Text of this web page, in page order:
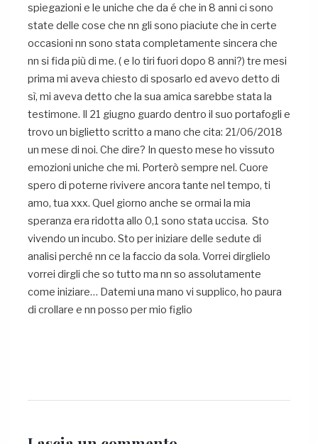
spiegazioni e le uniche che da é che in 8 anni ci sono
state delle cose che nn gli sono piaciute che in certe
occasioni nn sono stata completamente sincera che
nn si fida più di me. ( e lo tiri fuori dopo 8 anni?) tre mesi
prima mi aveva chiesto di sposarlo ed avevo detto di
sì, mi aveva detto che la sua amica sarebbe stata la
testimone. Il 21 giugno guardo dentro il suo portafogli e
trovo un biglietto scritto a mano che cita: 21/06/2018
un mese di noi. Che dire? In questo mese ho vissuto
emozioni uniche che mi. Porterò sempre nel. Cuore
spero di poterne rivivere ancora tante nel tempo, ti
amo, tua xxx. Quel giorno anche se ormai la mia
speranza era ridotta allo 0,1 sono stata uccisa. Sto
vivendo un incubo. Sto per iniziare delle sedute di
analisi perché nn ce la faccio da sola. Vorrei dirglielo
vorrei dirgli che so tutto ma nn so assolutamente
come iniziare… Datemi una mano vi supplico, ho paura
di crollare e nn posso per mio figlio